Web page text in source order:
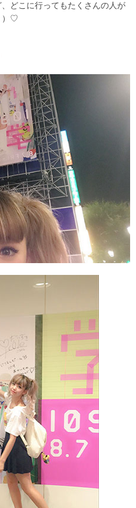
どこに行ってもたくさんの人が
）♡